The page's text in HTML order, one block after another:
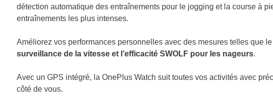
détection automatique des entraînements pour le jogging et la course à
entraînements les plus intenses.
Améliorez vos performances personnelles avec des mesures telles que le
surveillance de la vitesse et l’efficacité SWOLF pour les nageurs.
Avec un GPS intégré, la OnePlus Watch suit toutes vos activités avec
côté de vous.